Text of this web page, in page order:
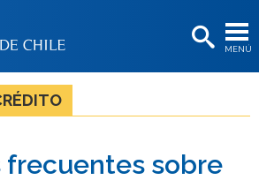
MENÚ
BIBLIOTECAS
LA UNIVERSIDAD
Estudiantes
frecuentes sobre